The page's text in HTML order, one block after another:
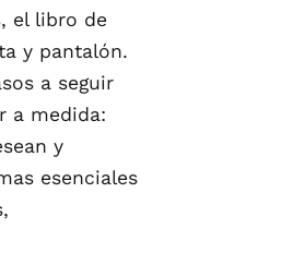
el libro de
y pantalón.
a seguir
a medida:
y
esenciales